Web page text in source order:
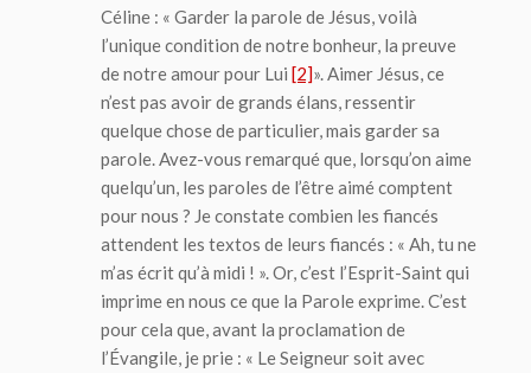
Céline : « Garder la parole de Jésus, voilà
l’uniquecondition de notre bonheur, la preuve
de notre amour pour Lui [2]». Aimer Jésus, ce
n’est pas avoir de grands élans, ressentir
quelque chose de particulier, mais garder sa
parole. Avez-vous remarqué que, lorsqu’on aime
quelqu’un, les paroles de l’être aimé comptent
pour nous ? Je constate combien les fiancés
attendent les textos de leurs fiancés : « Ah, tu ne
m’as écrit qu’à midi ! ». Or, c’est l’Esprit-Saint qui
imprime en nous ce que la Parole exprime. C’est
pour cela que, avant la proclamation de
l’Évangile, je prie : « Le Seigneur soit avec